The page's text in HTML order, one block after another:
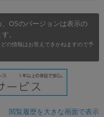
OSのバージョンは表示の
。
の情報はお答えできかねますので予
閲覧履歴を大きな画面で表示
月 まで